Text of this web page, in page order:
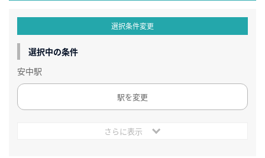
選択条件変更
選択中の条件
安中駅
駅を変更
さらに表示